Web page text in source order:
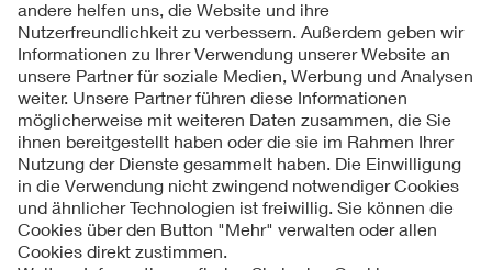
Kontakte
Service
Impressum